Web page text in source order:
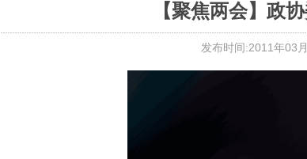
【聚焦两会】政
发布时间:2011年03